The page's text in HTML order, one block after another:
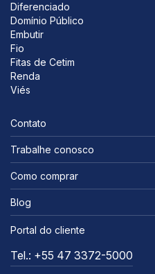
Diferenciado
Domínio Público
Embutir
Fio
Fitas de Cetim
Renda
Viés
Contato
Trabalhe conosco
Como comprar
Blog
Portal do cliente
Tel.: +55 47 3372-5000